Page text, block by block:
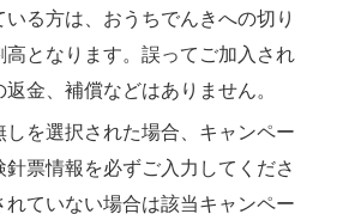
る方は、おうちでんきへの切り
高となります。誤ってご加入され
金、補償などはありません。
しを選択された場合、キャンペー
針票情報を必ずご入力してくださ
れていない場合は該当キャンペー